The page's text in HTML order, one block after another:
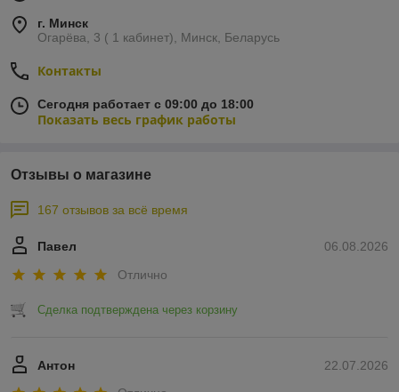
г. Минск
Огарёва, 3 ( 1 кабинет), Минск, Беларусь
Контакты
Сегодня работает с 09:00 до 18:00
Показать весь график работы
Отзывы о магазине
167 отзывов за всё время
06.08.2026
Павел
Отлично
Сделка подтверждена через корзину
22.07.2026
Антон